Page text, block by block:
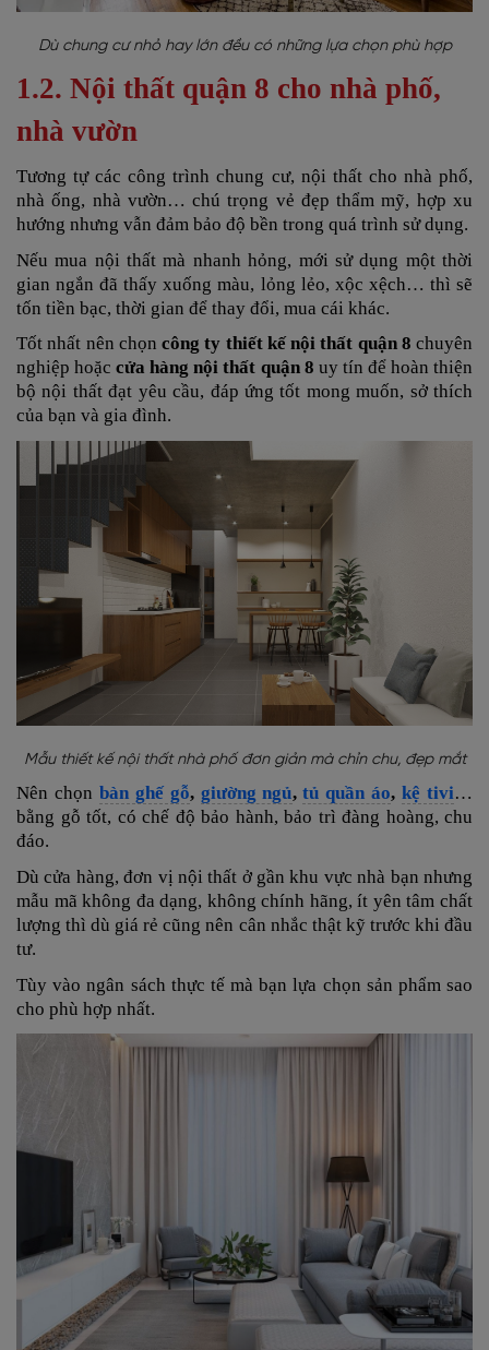
Dù chung cư nhỏ hay lớn đều có những lựa chọn phù hợp
1.2. Nội thất quận 8 cho nhà phố,
nhà vườn
Tương tự các công trình chung cư, nội thất cho nhà phố,
nhà ống, nhà vườn… chú trọng vẻ đẹp thẩm mỹ, hợp xu
hướng nhưng vẫn đảm bảo độ bền trong quá trình sử dụng.
Nếu mua nội thất mà nhanh hỏng, mới sử dụng một thời
gian ngắn đã thấy xuống màu, lỏng lẻo, xộc xệch… thì sẽ
tốn tiền bạc, thời gian để thay đổi, mua cái khác.
Tốt nhất nên chọn công ty thiết kế nội thất quận 8 chuyên
nghiệp hoặc cửa hàng nội thất quận 8 uy tín để hoàn thiện
bộ nội thất đạt yêu cầu, đáp ứng tốt mong muốn, sở thích
của bạn và gia đình.
Mẫu thiết kế nội thất nhà phố đơn giản mà chỉn chu, đẹp mắt
Nên chọn bàn ghế gỗ, giường ngủ,tủ quần áo,kệ tivi…
bằng gỗ tốt, có chế độ bảo hành, bảo trì đàng hoàng, chu
đáo.
Dù cửa hàng, đơn vị nội thất ở gần khu vực nhà bạn nhưng
mẫu mã không đa dạng, không chính hãng, ít yên tâm chất
lượng thì dù giá rẻ cũng nên cân nhắc thật kỹ trước khi đầu
tư.
Tùy vào ngân sách thực tế mà bạn lựa chọn sản phẩm sao
cho phù hợp nhất.